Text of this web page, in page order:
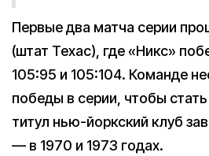
Первые два матча серии
(штат Техас), где «Никс»
105:95 и 105:104. Команде
победы в серии, чтобы
титул нью-йоркский клуб
— в 1970 и 1973 годах.